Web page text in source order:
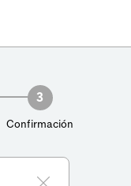
3
Confirmación